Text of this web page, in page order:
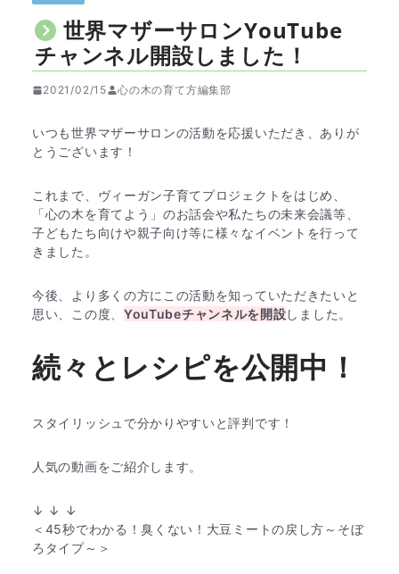
世界マザーサロンYouTube
チャンネル開設しました！
2021/02/15 心の木の育て方編集部
いつも世界マザーサロンの活動を応援いただき、ありが
とうございます！
これまで、ヴィーガン子育てプロジェクトをはじめ、
「心の木を育てよう」のお話会や私たちの未来会議等、
子どもたち向けや親子向け等に様々なイベントを行って
きました。
今後、より多くの方にこの活動を知っていただきたいと
思い、この度、 YouTubeチャンネルを開設しました。
続々とレシピを公開中！
スタイリッシュで分かりやすいと評判です！
人気の動画をご紹介します。
↓ ↓ ↓
＜45秒でわかる！臭くない！大豆ミートの戻し方～そぼ
ろタイプ～＞